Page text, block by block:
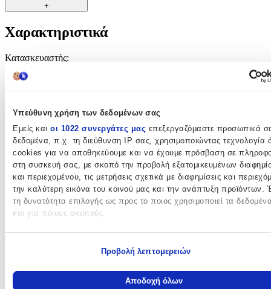
Υπεύθυνη χρήση των δεδομένων σας
Εμείς και οι 1022 συνεργάτες μας επεξεργαζόμαστε προσωπικά
δεδομένα, π.χ. τη διεύθυνση IP σας, χρησιμοποιώντας τεχνολογία
cookies για να αποθηκεύουμε και να έχουμε πρόσβαση σε
στη συσκευή σας, με σκοπό την προβολή εξατομικευμένων
και περιεχομένου, τις μετρήσεις σχετικά με διαφημίσεις και
την καλύτερη εικόνα του κοινού μας και την ανάπτυξη προϊόντων.
τη δυνατότητα επιλογής ως προς το ποιος χρησιμοποιεί τα
και για ποιους σκοπούς.
Να συλλέξουμε πληροφορίες σχετικά με τη γεωγραφική σας
Προβολή λεπτομερειών
Αποδοχή όλων
+
Χαρακτηριστικά
Κατασκευαστής:
12+ Μηνών
Χρώμα:
Κίτρινο
Είδος :
Ride On